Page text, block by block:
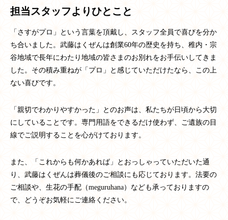
担当スタッフよりひとこと
「さすがプロ」という言葉を頂戴し、スタッフ全員で喜びを分か
ち合いました。武藤はくぜんは創業60年の歴史を持ち、稚内・宗
谷地域で長年にわたり地域の皆さまのお別れをお手伝いしてきま
した。その積み重ねが「プロ」と感じていただけたなら、この上
ない喜びです。
「親切でわかりやすかった」とのお声は、私たちが日頃から大切
にしていることです。専門用語をできるだけ使わず、ご遺族の目
線でご説明することを心がけております。
また、「これからも何かあれば」とおっしゃっていただいた通
り、武藤はくぜんは葬儀後のご相談にも応じております。法要の
ご相談や、生花の手配（meguruhana）なども承っておりますの
で、どうぞお気軽にご連絡ください。